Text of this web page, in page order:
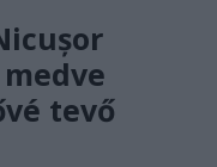
tevő